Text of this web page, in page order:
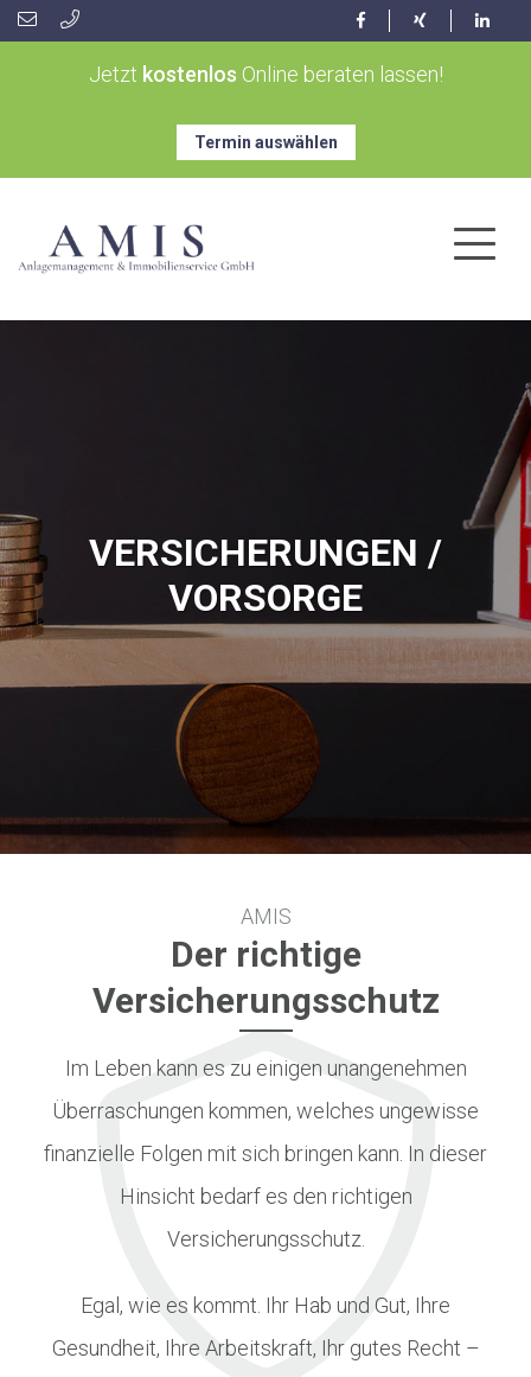
Jetzt kostenlos Online beraten lassen!
Termin auswählen
VERSICHERUNGEN /
VORSORGE
AMIS
Der richtige
Versicherungsschutz
Im Leben kann es zu einigen unangenehmen
Überraschungen kommen, welches ungewisse
finanzielle Folgen mit sich bringen kann. In dieser
Hinsicht bedarf es den richtigen
Versicherungsschutz.
Egal, wie es kommt. Ihr Hab und Gut, Ihre
Gesundheit, Ihre Arbeitskraft, Ihr gutes Recht –